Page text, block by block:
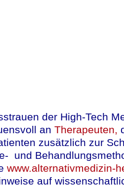
Die übliche
Penicillin-Allergie
häufiger ein
ausreichenden
ist unnötig teuer,
der High-Tech
an Therapeuten,
zusätzlich zur
und
www.alternativmedizin-
auf